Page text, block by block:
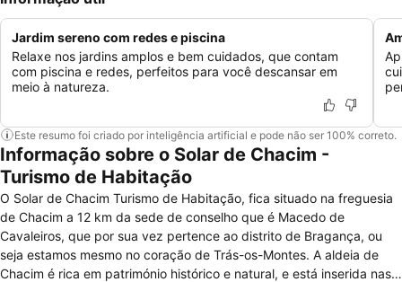
Jardim sereno com redes e piscina
Relaxe nos jardins amplos e bem cuidados, que contam
com piscina e redes, perfeitos para você descansar em
meio à natureza.
Este resumo foi criado por inteligência artificial e pode não ser 100% correto.
Informação sobre o Solar de Chacim -
Turismo de Habitação
O Solar de Chacim Turismo de Habitação, fica situado na freguesia
de Chacim a 12 km da sede de conselho que é Macedo de
Cavaleiros, que por sua vez pertence ao distrito de Bragança, ou
seja estamos mesmo no coração de Trás-os-Montes. A aldeia de
Chacim é rica em património histórico e natural, e está inserida nas